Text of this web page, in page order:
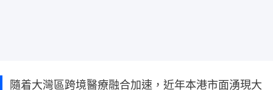
隨着大灣區跨境醫療融合加速，近年本港市面湧現大